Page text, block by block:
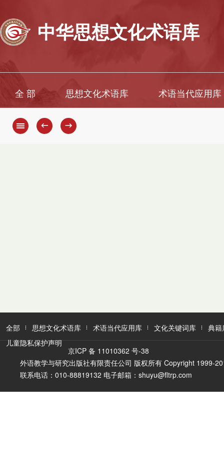
中华思想文化术语库
全 部 思想文化术语库 术语当代应用库
← →
全部 思想文化术语库 术语当代应用库 文化关键词库
典籍
儿童隐私保护声明
京ICP 备 11010362 号-38
外语教学与研究出版社有限责任公司 版权所有 Copyright 1999-
联系电话：010-88819132 电子邮箱：shuyu@fltrp.com